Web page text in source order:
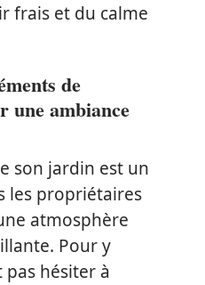
frais et du calme
de
une ambiance
son jardin est un
les propriétaires
atmosphère
Pour y
hésiter à